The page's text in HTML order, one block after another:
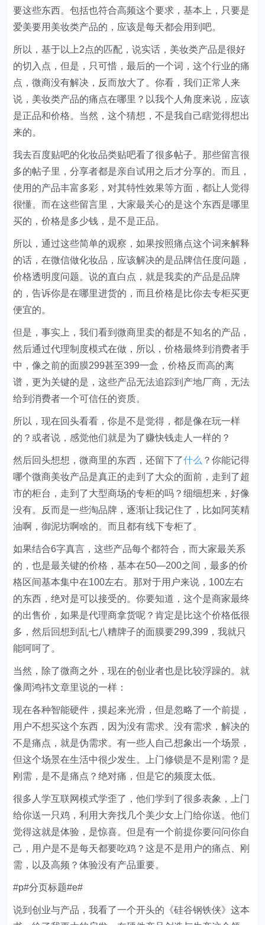
要这些东西。包括也符合高频这个要求，基本上，只要是
爱美要用美妆类产品的，应该是每天都会用到吧。
所以，基于以上2点的匹配，说实话，美妆类产品是很好
的切入点，但是，只可惜，最后的一个词，这个行业的痛
点，微商没有解决，反而放大了。你看，我们正常人来
说，美妆类产品的痛点在哪里？以我个人角度来说，应该
是正品和价格。当然，这个猜想，不是我自己瞎觉得想出
来的。
我去百度贴吧的化妆品类贴吧看了很多帖子。那些留言很
多的帖子里，分享者都是亲自试用之后才分享的。而且，
使用的产品丰富多彩，对其特性效果等方面，都让人觉得
很懂。而在这些留言里，大家最关心的是这个东西是哪里
买的，价格是多少钱，是不是正品。
所以，通过这些简单的观察，如果按照痛点这个词来解释
的话，在微信做化妆品，应该解决的是品牌信任度问题，
价格透明度问题。说的直白点，就是我卖的产品是品牌
的，告诉你是在哪里进货的，而且价格是比你去专柜买更
便宜的。
但是，事实上，我们看到微商里卖的都是不知名的产品，
然后通过代理制度模式在做，所以，价格最终到消费者手
中，像之前的面膜299甚至399一盒，价格反而高的离
谱，更为关键的是，这些产品无法追踪到产地厂商，无法
给到消费者一个可信任的资质。
所以，现在回头看看，你是不是觉得，都是像在玩一样
的？或者说，感觉他们就是为了赚快钱走人一样的？
然后回头想想，微商里的东西，还留下了什么 ？你能记得
哪个微商美妆产品是真正的走到了大众的面前，走到了超
市的柜台，走到了大型商场的专柜的吗？细细想来，好像
没有。反而是一些淘品牌，逐渐让我记住了，比如阿芙精
油啊，御泥坊啊啥的。而且都有线下专柜了。
如果结合6字真言，这些产品每个都符合，而大家最关系
的，也是最关键的价格，基本在50—200之间，最多的价
格区间基本集中在100左右。那对于用户来说，100左右
的东西，绝对是可以接受的。你要知道，这个是商家最终
的出售价，如果是代理商拿货呢？肯定是比这个价格低很
多，然后回想到乱七八糟牌子的面膜要299,399，我就只
能呵呵了。
当然，除了微商之外，现在的创业者也是比较浮躁的。就
像周鸿祎文章里说的一样：
现在各种智能硬件，摸起来光滑，但是忽略了一个前提，
用户不想买这个东西，因为没有需求。没有需求，解决的
不是痛点，就是伪需求。有一些人自己想象出一个场景，
但这个场景在生活中很少发生。上门修锁是不是刚需？是
刚需，是不是痛点？绝对痛，但是它的频度太低。
很多人学互联网模式学歪了，他们学到了很多表象，上门
给你送一只鸡，利用大奔找几个美少女上门给你送。他们
觉得这就是体验，是惊喜。但是有一个前提你要问问你自
己，用户是不是每天都要吃鸡？这是不是用户的痛点、刚
需，以及高频？体验没有产品重要。
#p#分页标题#e#
说到创业与产品，我看了一个开头的《硅谷钢铁侠》这本